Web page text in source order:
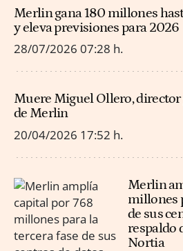
Merlin gana 180 millones
y eleva previsiones para 2026
28/07/2026 07:28 h.
Muere Miguel Ollero,
de Merlin
20/04/2026 17:52 h.
Merlin
millones
de sus
respaldo
Nortia